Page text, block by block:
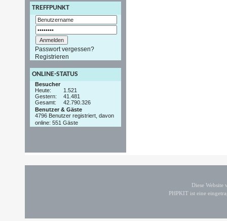
TREFFPUNKT
Passwort vergessen?
Registrieren
ONLINE-STATUS
Besucher
Heute:
1.521
Gestern:
41.481
Gesamt:
42.790.326
Benutzer & Gäste
4796 Benutzer registriert, davon
online: 551 Gäste
Diese
PHPKIT ist eine